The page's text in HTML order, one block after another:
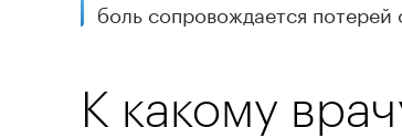
боль сопровождается
К какому